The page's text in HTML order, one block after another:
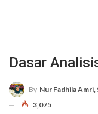
Dasar
By Nur Fadhila Amri, SE., Ak.,
3,075